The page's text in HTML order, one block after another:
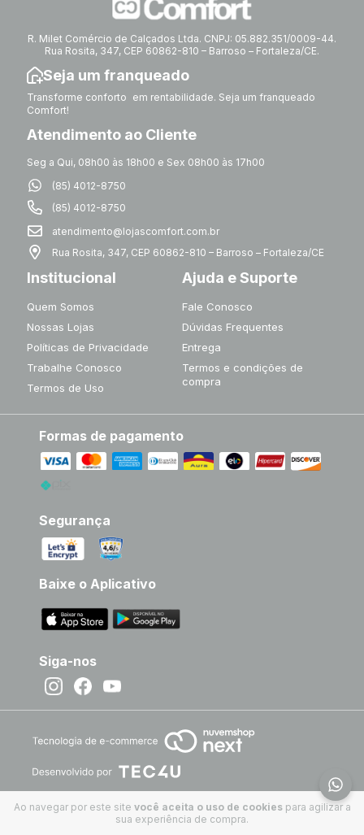
Ao navegar por este site você aceita o uso de cookiespara agilizar a
sua experiência de compra.
R. Milet Comércio de Calçados Ltda. CNPJ: 05.882.351/0009-44.
Rua Rosita, 347, CEP 60862-810 – Barroso – Fortaleza/CE.
Seja um franqueado
Transforme conforto em rentabilidade. Seja um franqueado
Comfort!
Atendimento ao Cliente
Seg a Qui, 08h00 às 18h00 e Sex 08h00 às 17h00
(85) 4012-8750
(85) 4012-8750
atendimento@lojascomfort.com.br
Rua Rosita, 347, CEP 60862-810 – Barroso – Fortaleza/CE
Institucional
Quem Somos
Nossas Lojas
Políticas de Privacidade
Trabalhe Conosco
Termos de Uso
Ajuda e Suporte
Fale Conosco
Dúvidas Frequentes
Entrega
Termos e condições de
compra
Formas de pagamento
Segurança
Baixe o Aplicativo
Siga-nos